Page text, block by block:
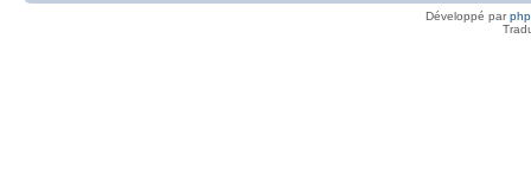
Développé par